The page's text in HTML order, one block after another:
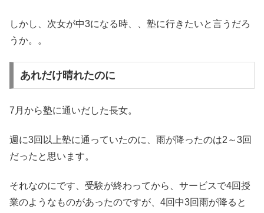
しかし、次女が中3になる時、、塾に行きたいと言うだろ
うか。。
あれだけ晴れたのに
7月から塾に通いだした長女。
週に3回以上塾に通っていたのに、雨が降ったのは2～3回
だったと思います。
それなのにです、受験が終わってから、サービスで4回授
業のようなものがあったのですが、4回中3回雨が降ると